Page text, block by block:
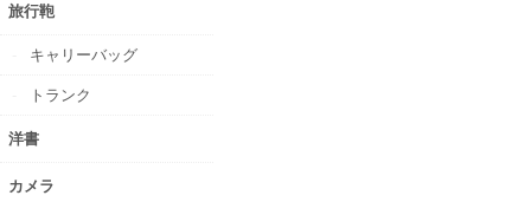
旅行鞄
キャリーバッグ
トランク
洋書
カメラ